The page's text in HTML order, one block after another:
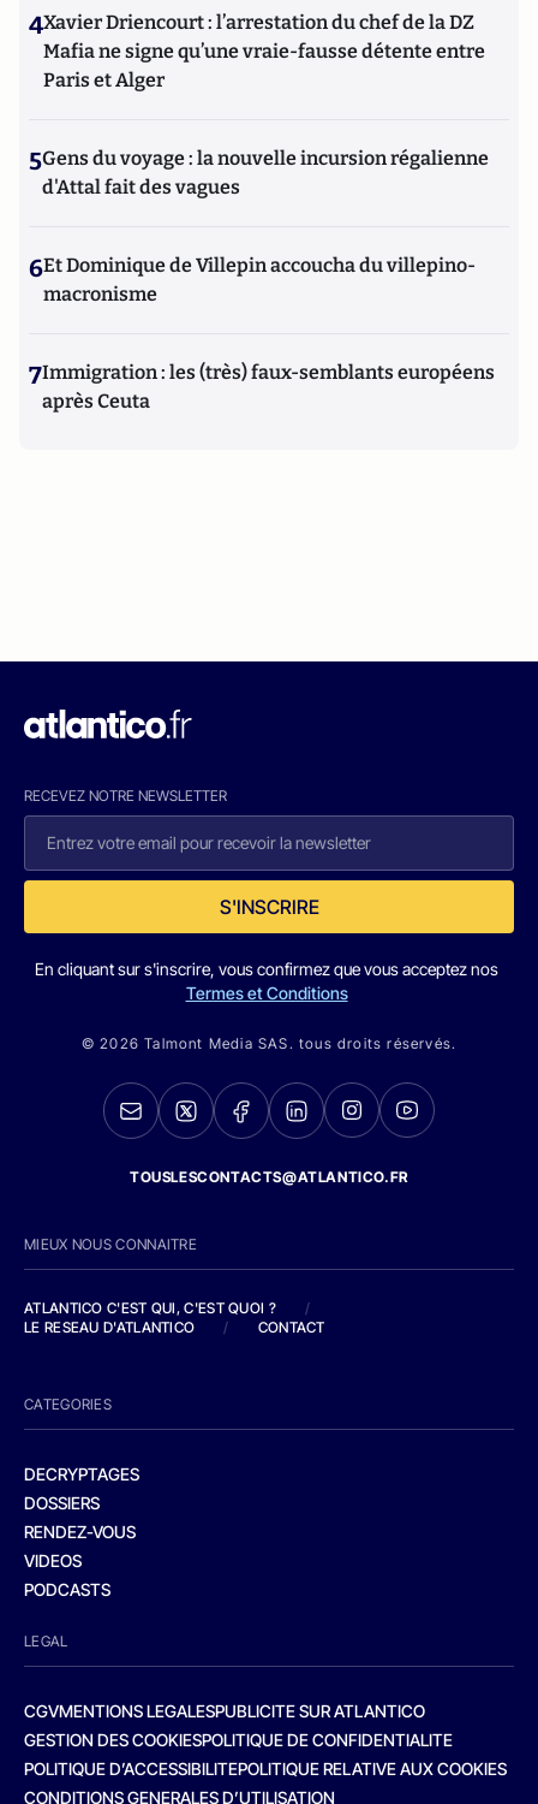
4Xavier Driencourt : l’arrestation du chef de la DZ
Mafia ne signe qu’une vraie-fausse détente entre
Paris et Alger
5Gens du voyage : la nouvelle incursion régalienne
d'Attal fait des vagues
6Et Dominique de Villepin accoucha du villepino-
macronisme
7Immigration : les (très) faux-semblants européens
après Ceuta
RECEVEZ NOTRE NEWSLETTER
S'INSCRIRE
En cliquant sur s'inscrire, vous confirmez que vous acceptez nos
Termes et Conditions
© 2026 Talmont Media SAS. tous droits réservés.
TOUSLESCONTACTS@ATLANTICO.FR
MIEUX NOUS CONNAITRE
ATLANTICO C'EST QUI, C'EST QUOI ?
/
LE RESEAU D'ATLANTICO
/ CONTACT
CATEGORIES
DECRYPTAGES
DOSSIERS
RENDEZ-VOUS
VIDEOS
PODCASTS
LEGAL
CGVMENTIONS LEGALESPUBLICITE SUR ATLANTICO
GESTION DES COOKIESPOLITIQUE DE CONFIDENTIALITE
POLITIQUE D’ACCESSIBILITEPOLITIQUE RELATIVE AUX COOKIES
CONDITIONS GENERALES D’UTILISATION